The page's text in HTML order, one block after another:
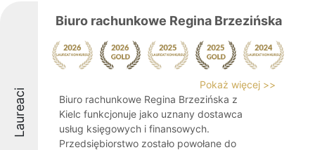
Laureaci
Biuro rachunkowe Regina Brzezińska
Pokaż więcej >>
Biuro rachunkowe Regina Brzezińska z
Kielc funkcjonuje jako uznany dostawca
usług księgowych i finansowych.
Przedsiębiorstwo zostało powołane do